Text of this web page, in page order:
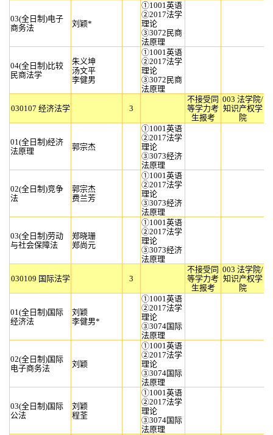
03(全日制)电子
商务法
刘颖*
①1001英语
②2017法学
理论
③3072民商
法原理
04(全日制)比较
民商法学
朱义坤
汤文平
李健男
①1001英语
②2017法学
理论
③3072民商
法原理
030107 经济法学 3
不接受同
等学力考
生报考
003 法学院/
知识产权学
院
01(全日制)经济
法原理
郭宗杰
①1001英语
②2017法学
理论
③3073经济
法原理
02(全日制)竞争
法
郭宗杰
费兰芳
①1001英语
②2017法学
理论
③3073经济
法原理
03(全日制)劳动
与社会保障法
郑晓珊
郑尚元
①1001英语
②2017法学
理论
③3073经济
法原理
030109 国际法学 3
不接受同
等学力考
生报考
003 法学院/
知识产权学
院
01(全日制)国际
经济法
刘颖
李健男*
①1001英语
②2017法学
理论
③3074国际
法原理
02(全日制)国际
电子商务法
刘颖
①1001英语
②2017法学
理论
③3074国际
法原理
03(全日制)国际
公法
刘颖
程荃
①1001英语
②2017法学
理论
③3074国际
法原理